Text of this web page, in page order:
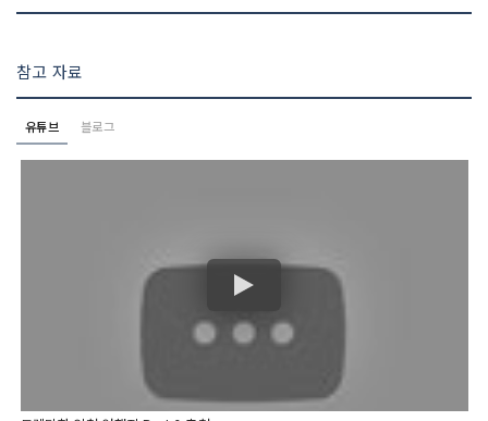
참고 자료
유튜브 블로그